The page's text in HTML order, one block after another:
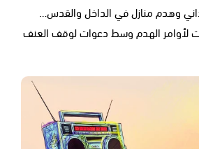
وهدم منازل في الداخل والقدس…
لأوامر الهدم وسط دعوات لوقف العنف